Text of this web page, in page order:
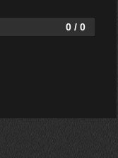
0 / 0